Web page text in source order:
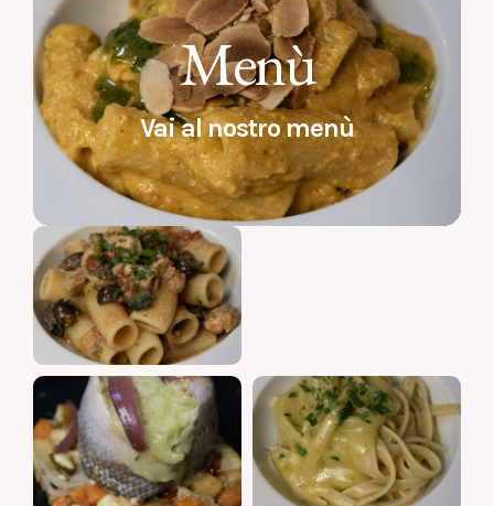
Menù
Vai al nostro menù